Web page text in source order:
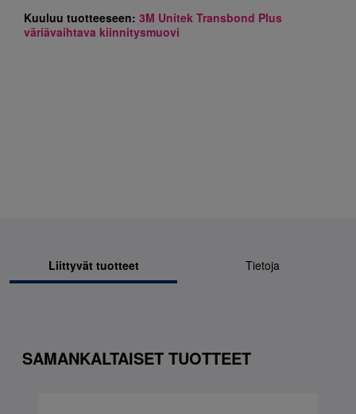
Kuuluu tuotteeseen: 3M Unitek Transbond Plus
väriävaihtava kiinnitysmuovi
Liittyvät tuotteet Tietoja
SAMANKALTAISET TUOTTEET